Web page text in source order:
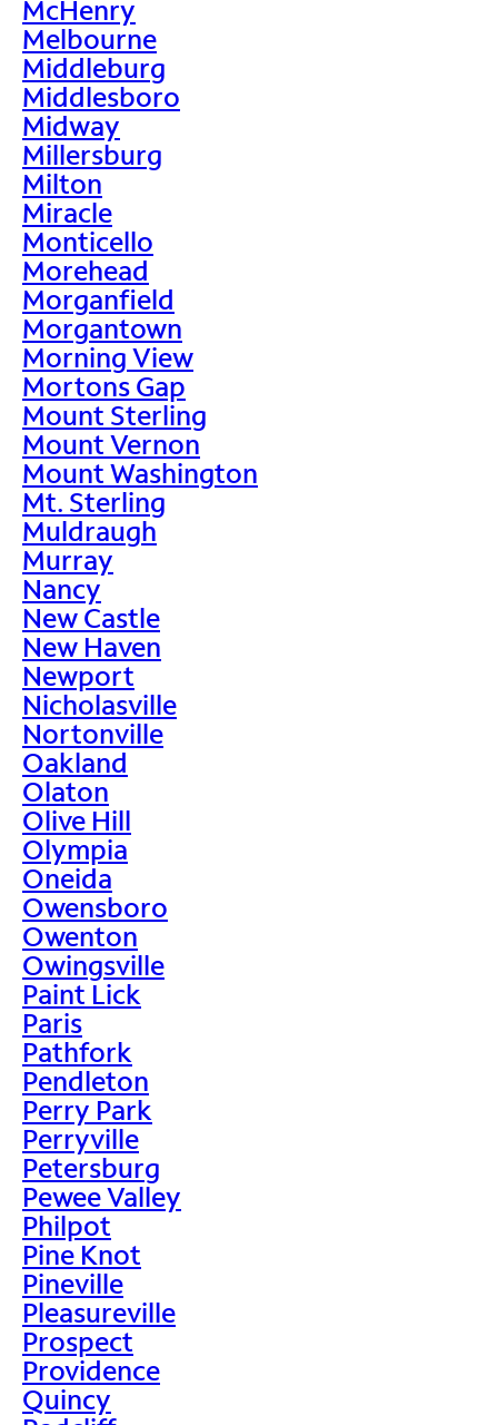
McHenry
Melbourne
Middleburg
Middlesboro
Midway
Millersburg
Milton
Miracle
Monticello
Morehead
Morganfield
Morgantown
Morning View
Mortons Gap
Mount Sterling
Mount Vernon
Mount Washington
Mt. Sterling
Muldraugh
Murray
Nancy
New Castle
New Haven
Newport
Nicholasville
Nortonville
Oakland
Olaton
Olive Hill
Olympia
Oneida
Owensboro
Owenton
Owingsville
Paint Lick
Paris
Pathfork
Pendleton
Perry Park
Perryville
Petersburg
Pewee Valley
Philpot
Pine Knot
Pineville
Pleasureville
Prospect
Providence
Quincy